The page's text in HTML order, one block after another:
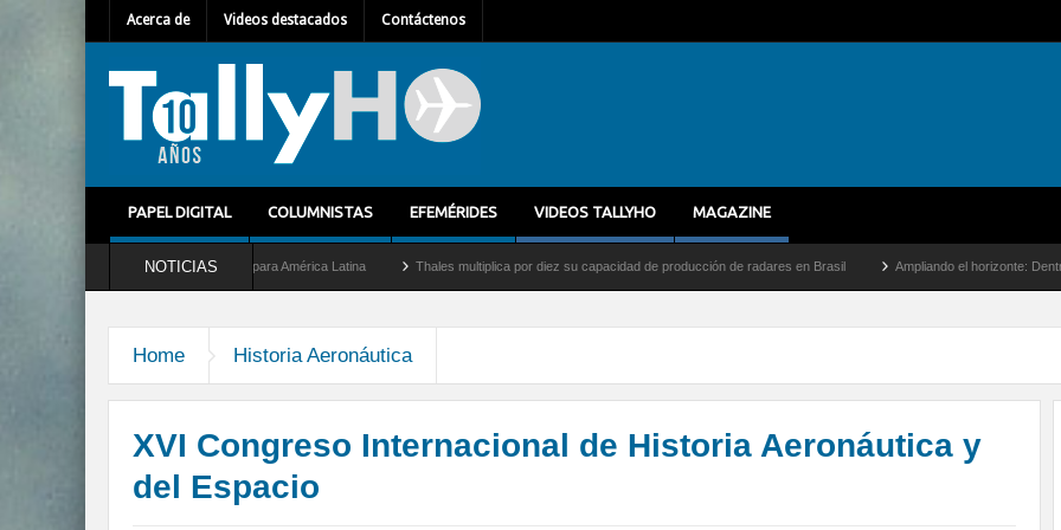
Acerca de Videos destacados Contáctenos
PAPEL DIGITAL COLUMNISTAS EFEMÉRIDES VIDEOS TALLYHO MAGAZINE
NOTICIAS
nuevo Director General para América Latina Thales multiplica por diez su capacidad de producción de radares en Brasil Ampliando el horizonte: Dentro del vuelo
Home Historia Aeronáutica
XVI Congreso Internacional de Historia Aeronáutica y
del Espacio